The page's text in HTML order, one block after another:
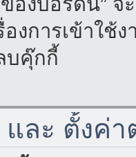
การเข้าใช้
บคุ๊กกี้
ละ ตั้งค่า